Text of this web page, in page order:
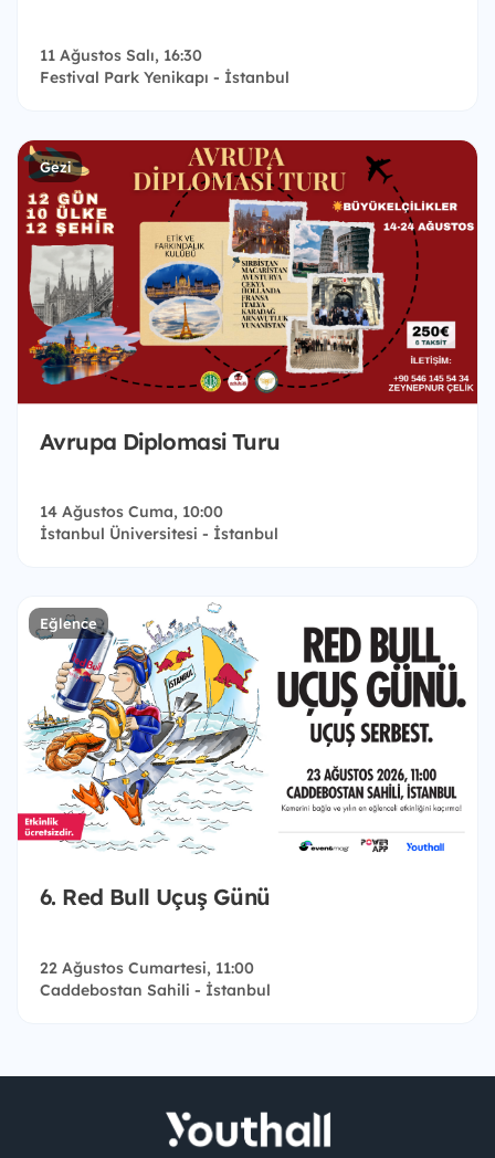
11 Ağustos Salı, 16:30
Festival Park Yenikapı - İstanbul
Gezi
Avrupa Diplomasi Turu
14 Ağustos Cuma, 10:00
İstanbul Üniversitesi - İstanbul
Eğlence
6. Red Bull Uçuş Günü
22 Ağustos Cumartesi, 11:00
Caddebostan Sahili - İstanbul